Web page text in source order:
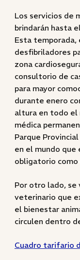
Los servicios de
brindarán hasta
Esta temporada,
desfibriladores
zona
consultorio de
para mayor
durante enero
altura en todo el
médica
Parque
en el mundo que
obligatorio
Por otro lado, se
veterinario que
el bienestar
circulen dentro
Cuadro tarifario